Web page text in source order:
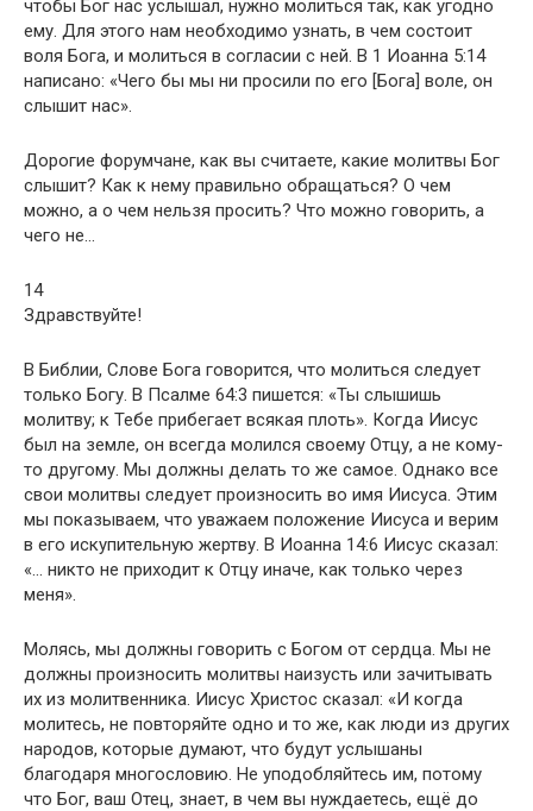
чтобы Бог нас услышал, нужно молиться так, как угодно
ему. Для этого нам необходимо узнать, в чем состоит
воля Бога, и молиться в согласии с ней. В 1 Иоанна 5:14
написано: «Чего бы мы ни просили по его [Бога] воле, он
слышит нас».
Дорогие форумчане, как вы считаете, какие молитвы Бог
слышит? Как к нему правильно обращаться? О чем
можно, а о чем нельзя просить? Что можно говорить, а
чего не…
14
Здравствуйте!
В Библии, Слове Бога говорится, что молиться следует
только Богу. В Псалме 64:3 пишется: «Ты слышишь
молитву; к Тебе прибегает всякая плоть». Когда Иисус
был на земле, он всегда молился своему Отцу, а не кому-
то другому. Мы должны делать то же самое. Однако все
свои молитвы следует произносить во имя Иисуса. Этим
мы показываем, что уважаем положение Иисуса и верим
в его искупительную жертву. В Иоанна 14:6 Иисус сказал:
«… никто не приходит к Отцу иначе, как только через
меня».
Молясь, мы должны говорить с Богом от сердца. Мы не
должны произносить молитвы наизусть или зачитывать
их из молитвенника. Иисус Христос сказал: «И когда
молитесь, не повторяйте одно и то же, как люди из других
народов, которые думают, что будут услышаны
благодаря многословию. Не уподобляйтесь им, потому
что Бог, ваш Отец, знает, в чем вы нуждаетесь, ещё до